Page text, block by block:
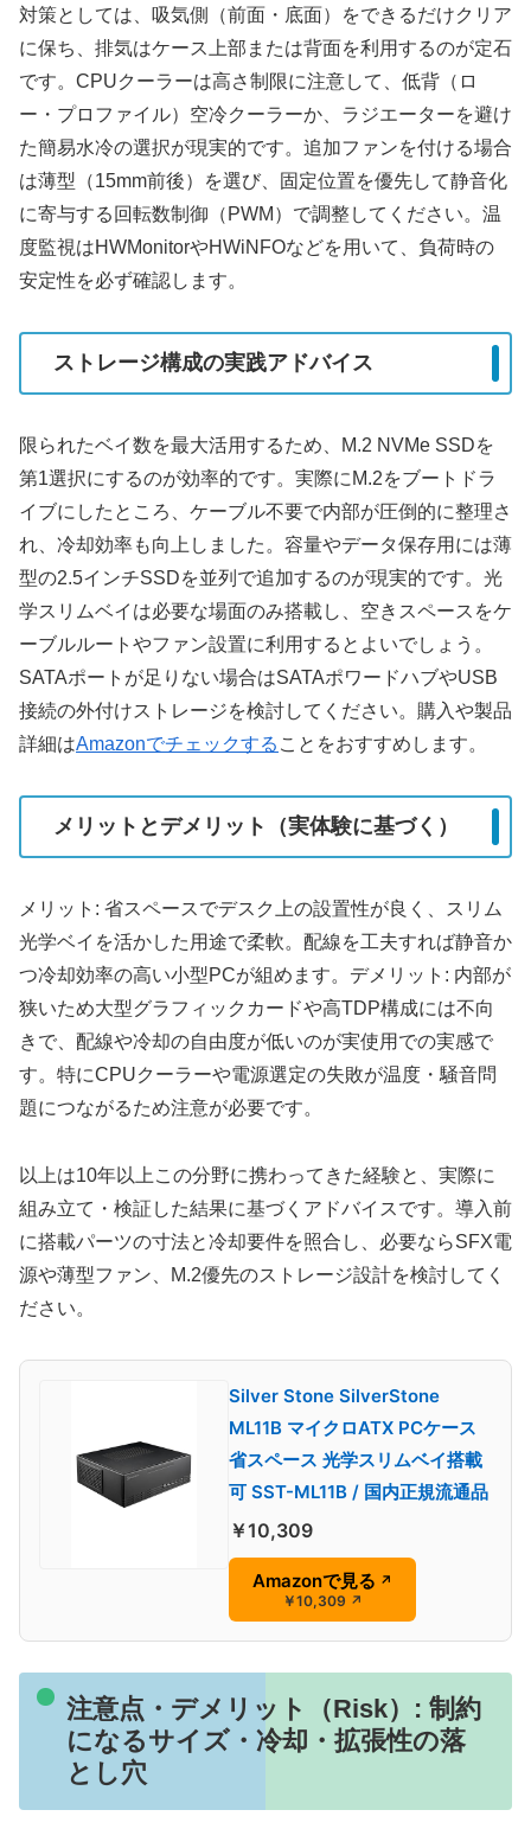
対策としては、吸気側（前面・底面）をできるだけクリア
に保ち、排気はケース上部または背面を利用するのが定石
です。CPUクーラーは高さ制限に注意して、低背（ロ
ー・プロファイル）空冷クーラーか、ラジエーターを避け
た簡易水冷の選択が現実的です。追加ファンを付ける場合
は薄型（15mm前後）を選び、固定位置を優先して静音化
に寄与する回転数制御（PWM）で調整してください。温
度監視はHWMonitorやHWiNFOなどを用いて、負荷時の
安定性を必ず確認します。
ストレージ構成の実践アドバイス
限られたベイ数を最大活用するため、M.2 NVMe SSDを
第1選択にするのが効率的です。実際にM.2をブートドラ
イブにしたところ、ケーブル不要で内部が圧倒的に整理さ
れ、冷却効率も向上しました。容量やデータ保存用には薄
型の2.5インチSSDを並列で追加するのが現実的です。光
学スリムベイは必要な場面のみ搭載し、空きスペースをケ
ーブルルートやファン設置に利用するとよいでしょう。
SATAポートが足りない場合はSATAポワードハブやUSB
接続の外付けストレージを検討してください。購入や製品
詳細はAmazonでチェックする ことをおすすめします。
メリットとデメリット（実体験に基づく）
メリット: 省スペースでデスク上の設置性が良く、スリム
光学ベイを活かした用途で柔軟。配線を工夫すれば静音か
つ冷却効率の高い小型PCが組めます。デメリット: 内部が
狭いため大型グラフィックカードや高TDP構成には不向
きで、配線や冷却の自由度が低いのが実使用での実感で
す。特にCPUクーラーや電源選定の失敗が温度・騒音問
題につながるため注意が必要です。
以上は10年以上この分野に携わってきた経験と、実際に
組み立て・検証した結果に基づくアドバイスです。導入前
に搭載パーツの寸法と冷却要件を照合し、必要ならSFX電
源や薄型ファン、M.2優先のストレージ設計を検討してく
ださい。
Silver Stone SilverStone
ML11B マイクロATX PCケース
省スペース 光学スリムベイ搭載
可 SST-ML11B / 国内正規流通品
￥10,309
Amazonで見る ↗
￥10,309 ↗
注意点・デメリット（Risk）: 制約
になるサイズ・冷却・拡張性の落
とし穴